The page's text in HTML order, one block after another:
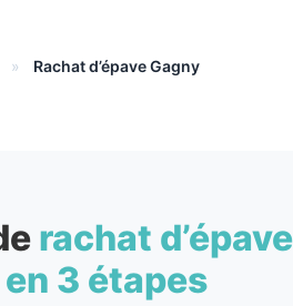
» Rachat d’épave Gagny
rachat d’épave
en 3 étapes